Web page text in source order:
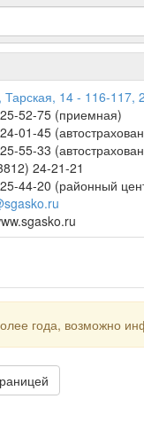
Тарская, 14 - 116-117,
52-75 (приемная)
01-45
55-33
24-21-21
44-20 (районный
года, возможно